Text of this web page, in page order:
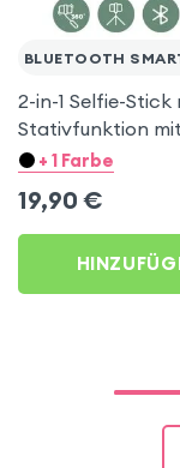
2-in-1 Selfie-Stick
Stativfunktion mit
Bluetooth
+ 1 Farbe
19,90 €